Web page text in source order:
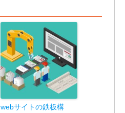
webサイトの鉄板構